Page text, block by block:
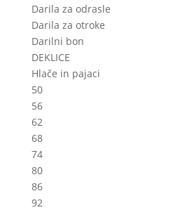
Darila za odrasle
Darila za otroke
Darilni bon
DEKLICE
Hlače in pajaci
50
56
62
68
74
80
86
92